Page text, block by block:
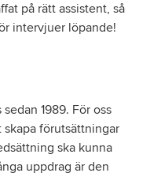
på rätt assistent, så
intervjuer löpande!
1989. För oss
skapa förutsättningar
ska kunna
uppdrag är den